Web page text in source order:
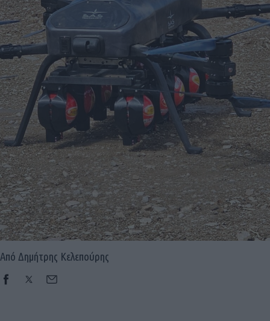
Social
Από Δημήτρης Κελεπούρης